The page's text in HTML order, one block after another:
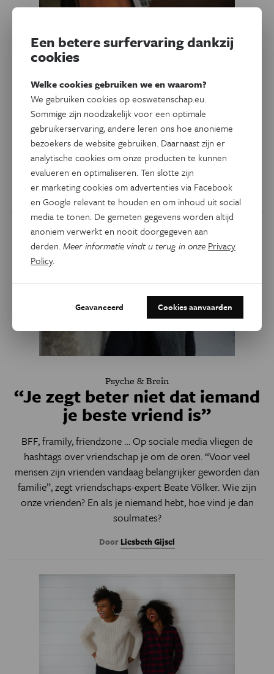
Column Psyche & Brein
Ook online kun je hechte
vriendschappen sluiten
Net als zoveel anderen kon psycholoog en
neurowetenschapper Annabel Nijhof tijdens de corona-
lockdowns wel een nieuwe hobby gebruiken. Die
hobby leverde ook nieuwe online vrienden op. Nu kan ze
niet meer zonder hen.
Psyche & Brein
“Je zegt beter niet dat iemand
je beste vriend is”
BFF, framily, friendzone … Op sociale media vliegen de
hashtags over vriendschap je om de oren. “Voor veel
mensen zijn vrienden vandaag belangrijker geworden dan
familie”, zegt vriendschaps-expert Beate Völker. Wie zijn
onze vrienden? En als je niemand hebt, hoe vind je dan
soulmates?
Door Liesbeth Gijsel
Een betere surfervaring dankzij
cookies
Welke cookies gebruiken we en waarom?
We gebruiken cookies op eoswetenschap.eu.
Sommige zijn noodzakelijk voor een optimale
gebruikerservaring, andere leren ons hoe anonieme
bezoekers de website gebruiken. Daarnaast zijn er
analytische cookies om onze producten te kunnen
evalueren en optimaliseren. Ten slotte zijn
er marketing cookies om advertenties via Facebook
en Google relevant te houden en om inhoud uit social
media te tonen. De gemeten gegevens worden altijd
anoniem verwerkt en nooit doorgegeven aan
derden.Meer informatie vindt u terug in onze Privacy
Policy.
Geavanceerd Cookies aanvaarden